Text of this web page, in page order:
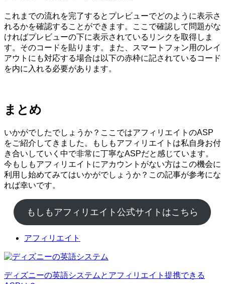
これまでの流れを完了するとプレビューでどのように表示さ
れるかを確認することができます。ここで確認して問題がな
ければプレビューの下に表示されているリンクを取得しま
す。そのコードを貼ります。また、スマートフォン用のレイ
アウトにも対応する場合は以下の赤枠に記されているコード
を内に入れる必要があります。
まとめ
いかがでしたでしょうか？ここではアフィリエイトのASP
をご紹介してきました。もしもアフィリエイトは私自身お付
き合いしていく中で非常に丁寧なASPだと感じています。
今もしもアフィリエイトにアカウントがない方はこの機会に
利用し始めてみてはいかがでしょうか？この記事が参考にな
れば幸いです。
もしもアフィリエイト公式サイトはこちら
アフィリエイト
ディズニーの英語システムとアフィリエイト提携できる